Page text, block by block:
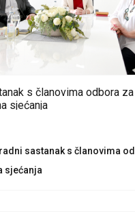
s članovima odbora za
sjećanja
sastanak s članovima
sjećanja